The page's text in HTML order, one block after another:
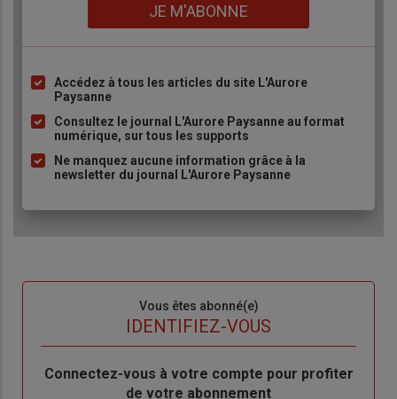
JE M'ABONNE
Liste
puce
Accédez à tous les articles du site L'Aurore
Paysanne
Consultez le journal L'Aurore Paysanne au format
numérique, sur tous les supports
Ne manquez aucune information grâce à la
newsletter du journal L'Aurore Paysanne
Vous êtes abonné(e)
IDENTIFIEZ-VOUS
Body
Connectez-vous à votre compte pour profiter
de votre abonnement